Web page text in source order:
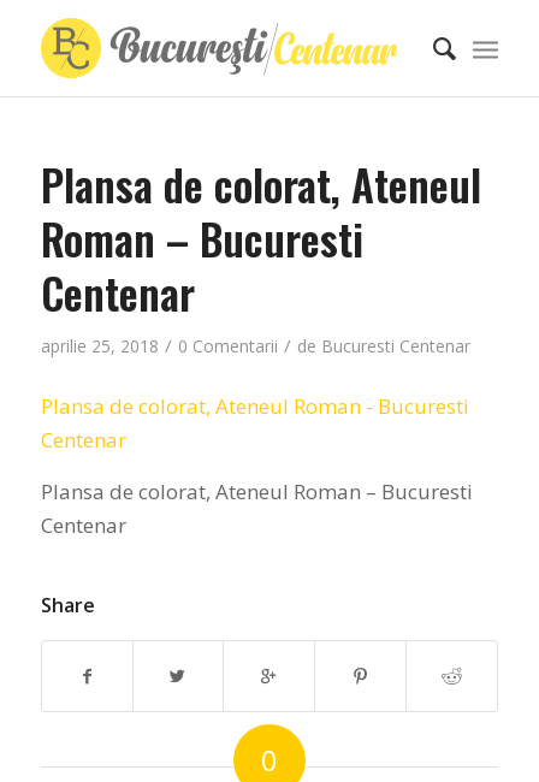
Plansa de colorat, Ateneul
Roman – Bucuresti
Centenar
aprilie 25, 2018 / 0 Comentarii / de Bucuresti Centenar
Plansa de colorat, Ateneul Roman - Bucuresti
Centenar
Plansa de colorat, Ateneul Roman – Bucuresti
Centenar
Share
0